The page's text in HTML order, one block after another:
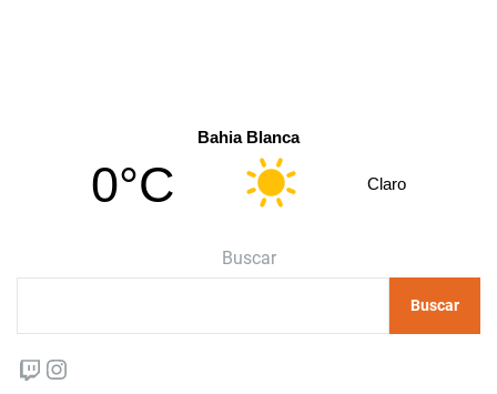
Bahia Blanca
0°C Claro
Buscar
Buscar
Twitch